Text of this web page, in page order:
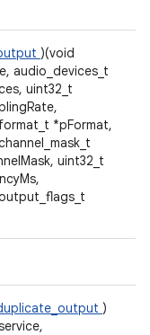
)(void
audio_devices_t
uint32_t
*pFormat,
uint32_t
)